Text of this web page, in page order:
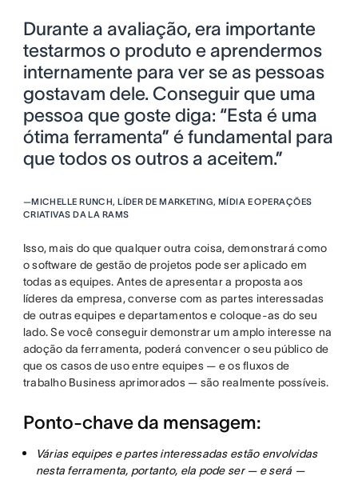
Durante a avaliação, era importante
testarmos o produto e aprendermos
internamente para ver se as pessoas
gostavam dele. Conseguir que uma
pessoa que goste diga: “Esta é uma
ótima ferramenta” é fundamental para
que todos os outros a aceitem.”
—MICHELLE RUNCH, LÍDER DE MARKETING, MÍDIA E OPERAÇÕES
CRIATIVAS DA LA RAMS
Isso, mais do que qualquer outra coisa, demonstrará como
o software de gestão de projetos pode ser aplicado em
todas as equipes. Antes de apresentar a proposta aos
líderes da empresa, converse com as partes interessadas
de outras equipes e departamentos e coloque-as do seu
lado. Se você conseguir demonstrar um amplo interesse na
adoção da ferramenta, poderá convencer o seu público de
que os casos de uso entre equipes — e os fluxos de
trabalho Business aprimorados — são realmente possíveis.
Ponto-chave da mensagem:
Várias equipes e partes interessadas estão envolvidas
nesta ferramenta, portanto, ela pode ser — e será —